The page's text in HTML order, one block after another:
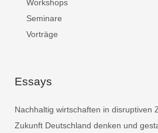
Workshops
Seminare
Vorträge
Essays
Nachhaltig wirtschaften in disruptiven
Zukunft Deutschland denken und